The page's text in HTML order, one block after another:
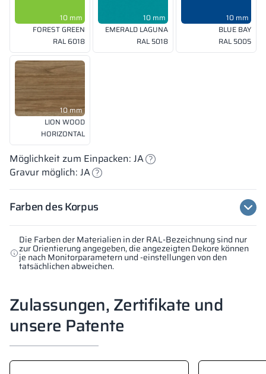
Die Farben der Materialien in der RAL-Bezeichnung sind nur
zur Orientierung angegeben, die angezeigten Dekore können
je nach Monitorparametern und -einstellungen von den
tatsächlichen abweichen.
10 mm
FOREST GREEN
RAL 6018
10 mm
EMERALD LAGUNA
RAL 5018
10 mm
BLUE BAY
RAL 5005
10 mm
LION WOOD
HORIZONTAL
Möglichkeit zum Einpacken: JA
Gravur möglich: JA
Farben des Korpus
Zulassungen, Zertifikate und
unsere Patente